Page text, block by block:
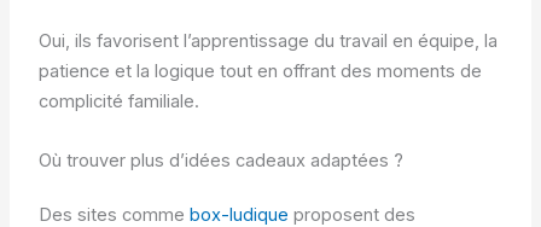
Oui, ils favorisent l’apprentissage du travail en équipe, la
patience et la logique tout en offrant des moments de
complicité familiale.
Où trouver plus d’idées cadeaux adaptées ?
Des sites comme box-ludique proposent des